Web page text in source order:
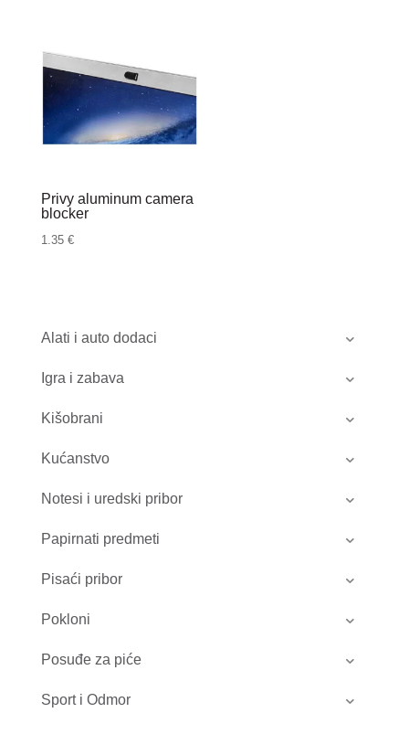
Alati i auto dodaci
Igra i zabava
Kišobrani
Kućanstvo
Notesi i uredski pribor
Papirnati predmeti
Pisaći pribor
Pokloni
Posuđe za piće
Sport i Odmor
Privy aluminum camera
blocker
1.35 €